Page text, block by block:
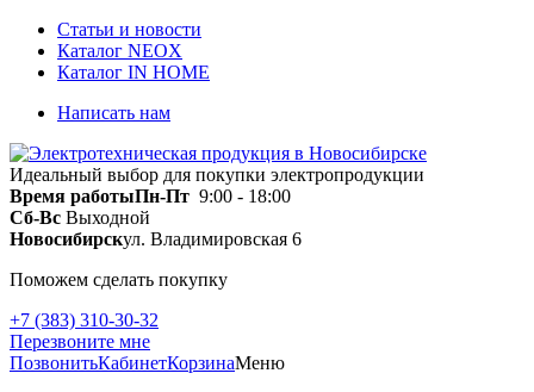
Статьи и новости
Каталог NEOX
Каталог IN HOME
Написать нам
Идеальный выбор для покупки электропродукции
Время работыПн-Пт 9:00 - 18:00
Сб-Вс Выходной
Новосибирскул. Владимировская 6
Поможем сделать покупку
+7 (383) 310-30-32
Перезвоните мне
ПозвонитьКабинетКорзинаМеню